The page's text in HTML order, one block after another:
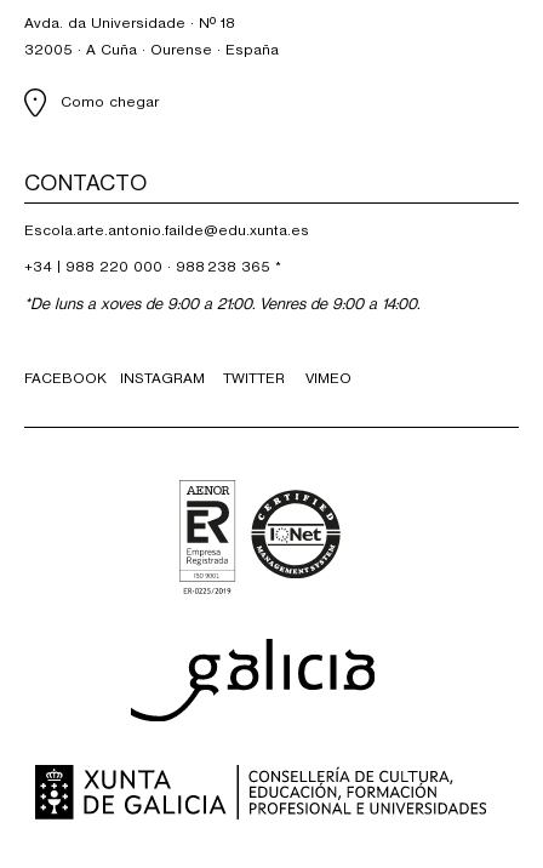
Avda. da Universidade · Nº 18
32005 · A Cuña · Ourense · España
Como chegar
CONTACTO
Escola.arte.antonio.failde@edu.xunta.es
+34 | 988 220 000 · 988 238 365 *
*De luns a xoves de 9:00 a 21:00. Venres de 9:00 a 14:00.
FACEBOOK INSTAGRAM TWITTER VIMEO